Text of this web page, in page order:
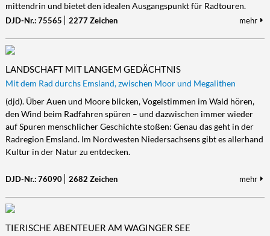
mittendrin und bietet den idealen Ausgangspunkt für Radtouren.
DJD-Nr.: 75565 2277 Zeichen mehr
LANDSCHAFT MIT LANGEM GEDÄCHTNIS
Mit dem Rad durchs Emsland, zwischen Moor und Megalithen
(djd). Über Auen und Moore blicken, Vogelstimmen im Wald hören,
den Wind beim Radfahren spüren – und dazwischen immer wieder
auf Spuren menschlicher Geschichte stoßen: Genau das geht in der
Radregion Emsland. Im Nordwesten Niedersachsens gibt es allerhand
Kultur in der Natur zu entdecken.
DJD-Nr.: 76090 2682 Zeichen mehr
TIERISCHE ABENTEUER AM WAGINGER SEE